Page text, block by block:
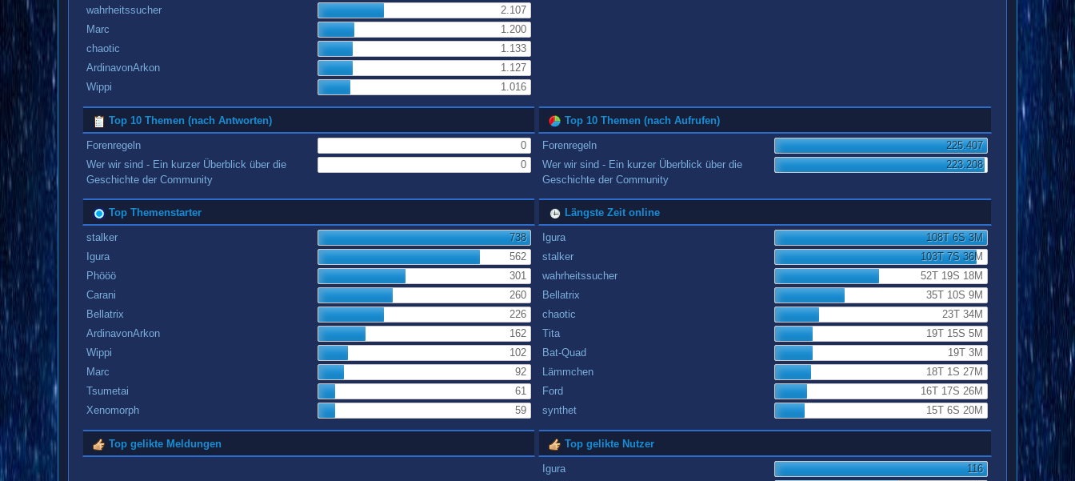
wahrheitssucher
2.107
Marc
1.200
chaotic
1.133
ArdinavonArkon
1.127
Wippi
1.016
Top 10 Themen (nach Antworten)
Forenregeln
0
Wer wir sind - Ein kurzer Überblick über die
Geschichte der Community
0
Top 10 Themen (nach Aufrufen)
Forenregeln
225.407
Wer wir sind - Ein kurzer Überblick über die
Geschichte der Community
223.208
Top Themenstarter
stalker
738
Igura
562
Phööö
301
Carani
260
Bellatrix
226
ArdinavonArkon
162
Wippi
102
Marc
92
Tsumetai
61
Xenomorph
59
Längste Zeit online
Igura
108T 6S 3M
stalker
103T 7S 36M
wahrheitssucher
52T 19S 18M
Bellatrix
35T 10S 9M
chaotic
23T 34M
Tita
19T 15S 5M
Bat-Quad
19T 3M
Lämmchen
18T 1S 27M
Ford
16T 17S 26M
synthet
15T 6S 20M
Top gelikte Meldungen Top gelikte Nutzer
Igura
116